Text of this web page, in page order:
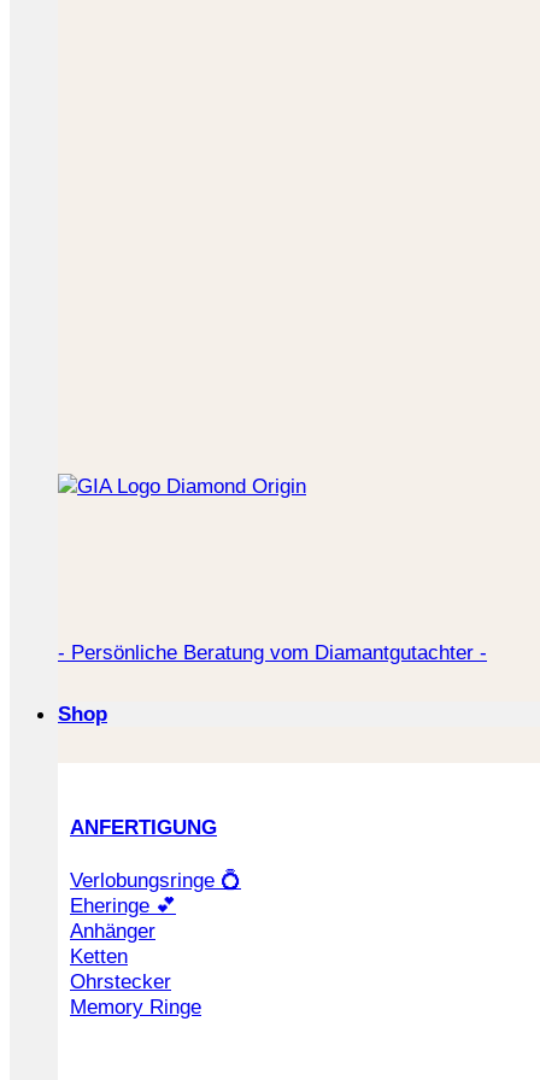
- Persönliche Beratung vom Diamantgutachter -
Shop
ANFERTIGUNG
Verlobungsringe 💍
Eheringe 💕
Anhänger
Ketten
Ohrstecker
Memory Ringe